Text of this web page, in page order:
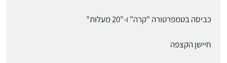
כביסה בטמפרטורה "קרה" ו-"20 מעלות"
חיישן הקצפה